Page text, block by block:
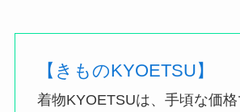
【きものKYOETSU】
着物KYOETSUは、手頃な価